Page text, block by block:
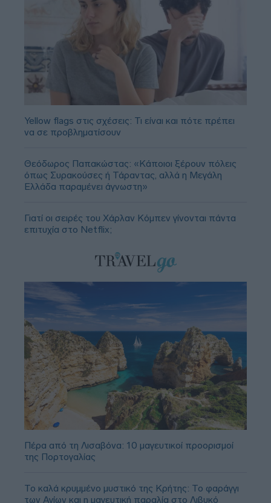
Yellow flags στις σχέσεις: Τι είναι και πότε πρέπει
να σε προβληματίσουν
Θεόδωρος Παπακώστας: «Κάποιοι ξέρουν πόλεις
όπως Συρακούσες ή Τάραντας, αλλά η Μεγάλη
Ελλάδα παραμένει άγνωστη»
Γιατί οι σειρές του Χάρλαν Κόμπεν γίνονται πάντα
επιτυχία στο Netflix;
Πέρα από τη Λισαβόνα: 10 μαγευτικοί προορισμοί
της Πορτογαλίας
Το καλά κρυμμένο μυστικό της Κρήτης: Το φαράγγι
των Αγίων και η μαγευτική παραλία στο Λιβυκό